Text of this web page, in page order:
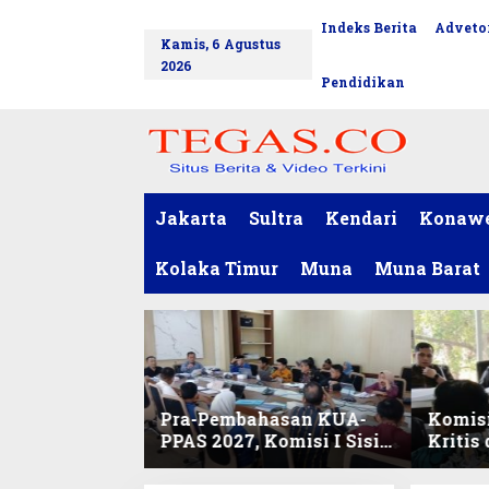
Kamis, 6 Agustus
2026
Indeks Berita
Pendidikan
Jakarta Sultra Kendari
Kolaka Timur Muna Muna Barat
Pra-Pembahasan KUA-
PPAS 2027, Komisi I Sisir
Program Prioritas
Kritis